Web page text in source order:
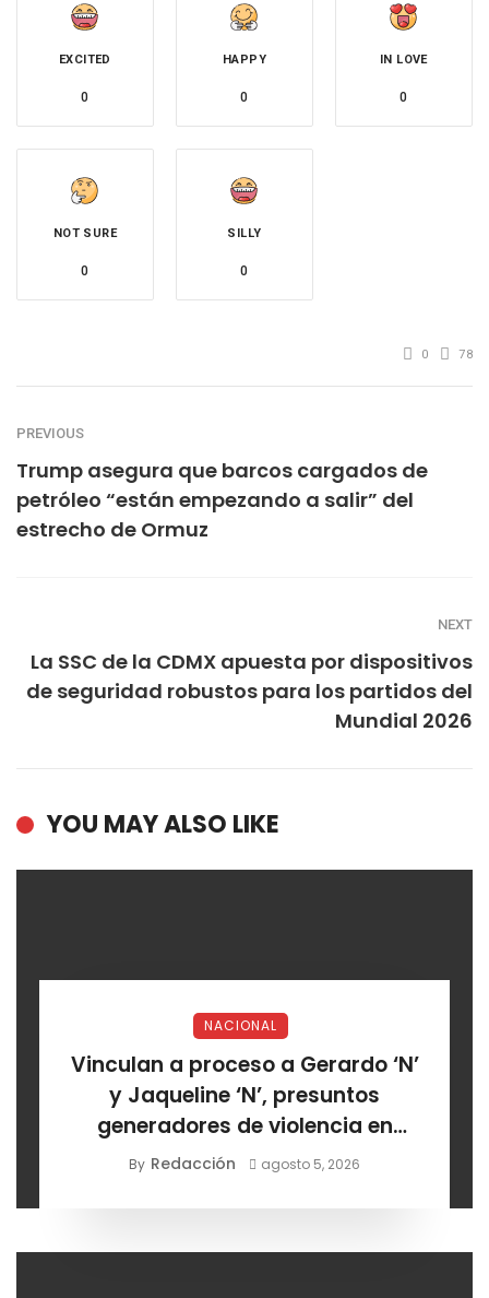
EXCITED
0
HAPPY
0
IN LOVE
0
NOT SURE
0
SILLY
0
0 78
PREVIOUS
Trump asegura que barcos cargados de
petróleo “están empezando a salir” del
estrecho de Ormuz
NEXT
La SSC de la CDMX apuesta por dispositivos
de seguridad robustos para los partidos del
Mundial 2026
YOU MAY ALSO LIKE
NACIONAL
Vinculan a proceso a Gerardo ‘N’
y Jaqueline ‘N’, presuntos
generadores de violencia en
Chihuahua
By Redacción agosto 5, 2026